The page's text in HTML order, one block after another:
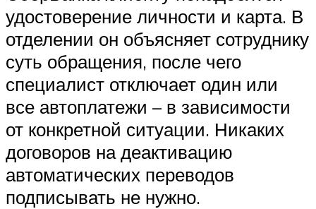
удостоверение личности и карта. В
отделении он объясняет сотруднику
суть обращения, после чего
специалист отключает один или
все автоплатежи – в зависимости
от конкретной ситуации. Никаких
договоров на деактивацию
автоматических переводов
подписывать не нужно.